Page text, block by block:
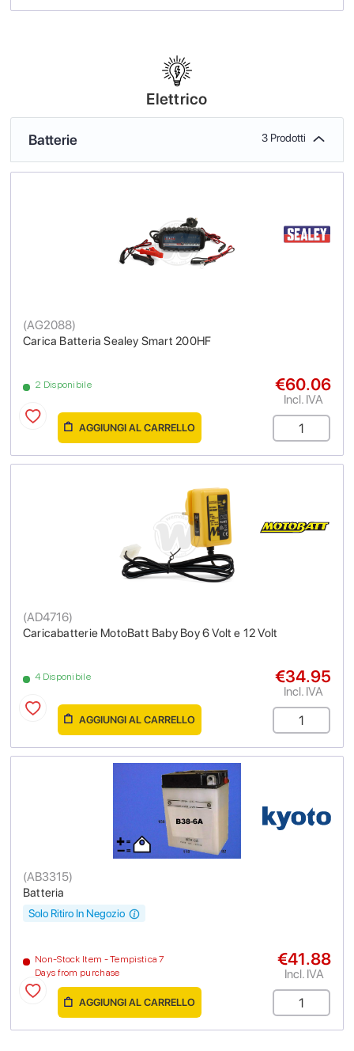
Elettrico
Batterie 3 Prodotti
Carica Batteria Sealey Smart 200HF
(AG2088)
2 Disponibile €60.06
Incl. IVA
AGGIUNGI AL CARRELLO
Caricabatterie MotoBatt Baby Boy 6 Volt e 12 Volt
(AD4716)
4 Disponibile €34.95
Incl. IVA
AGGIUNGI AL CARRELLO
Batteria
(AB3315)
Non-Stock Item - Tempistica 7
Days from purchase
Solo Ritiro In Negozio
€41.88
Incl. IVA
AGGIUNGI AL CARRELLO